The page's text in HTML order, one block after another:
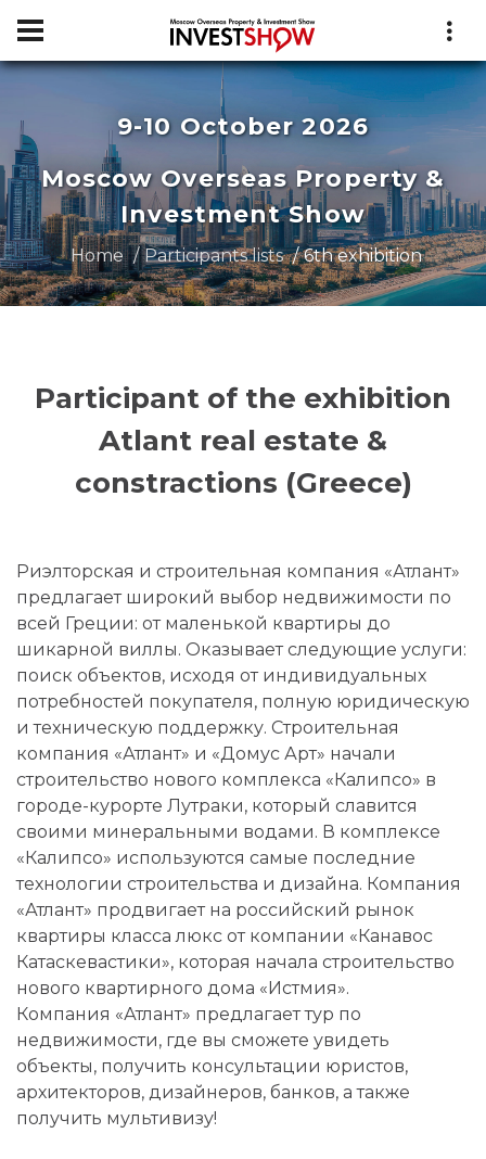
9-10 October 2026
Moscow Overseas Property &
Investment Show
Home Participants lists 6th exhibition
Participant of the exhibition
Atlant real estate &
constractions (Greece)
Риэлторская и строительная компания «Атлант»
предлагает широкий выбор недвижимости по
всей Греции: от маленькой квартиры до
шикарной виллы. Оказывает следующие услуги:
поиск объектов, исходя от индивидуальных
потребностей покупателя, полную юридическую
и техническую поддержку. Строительная
компания «Атлант» и «Домус Арт» начали
строительство нового комплекса «Калипсо» в
городе-курорте Лутраки, который славится
своими минеральными водами. В комплексе
«Калипсо» используются самые последние
технологии строительства и дизайна. Компания
«Атлант» продвигает на российский рынок
квартиры класса люкс от компании «Канавос
Катаскевастики», которая начала строительство
нового квартирного дома «Истмия».
Компания «Атлант» предлагает тур по
недвижимости, где вы сможете увидеть
объекты, получить консультации юристов,
архитекторов, дизайнеров, банков, а также
получить мультивизу!